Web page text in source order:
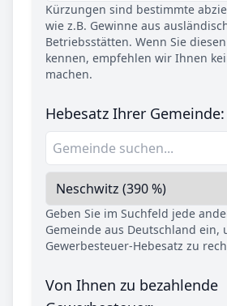
Kürzungen sind bestimmte
wie z.B. Gewinne aus
Betriebsstätten. Wenn Sie
kennen, empfehlen wir Ihnen
machen.
Hebesatz Ihrer Gemeinde:
Geben Sie im Suchfeld jede
Gemeinde aus Deutschland ein,
Gewerbesteuer-Hebesatz zu
Von Ihnen zu bezahlende